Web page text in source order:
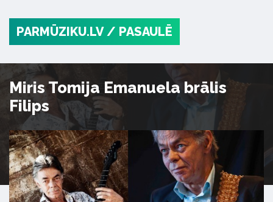
PARMŪZIKU.LV / PASAULĒ
Miris Tomija Emanuela brālis
Filips